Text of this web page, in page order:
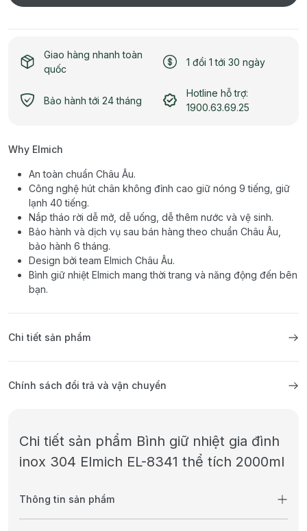
Giao hàng nhanh toàn
quốc
1 đổi 1 tới 30 ngày
Bảo hành tới 24 tháng
Hotline hỗ trợ:
1900.63.69.25
Why Elmich
An toàn chuẩn Châu Âu.
Công nghệ hút chân không đỉnh cao giữ nóng 9 tiếng, giữ
lạnh 40 tiếng.
Nắp tháo rời dễ mở, dễ uống, dễ thêm nước và vệ sinh.
Bảo hành và dịch vụ sau bán hàng theo chuẩn Châu Âu,
bảo hành 6 tháng.
Design bởi team Elmich Châu Âu.
Bình giữ nhiệt Elmich mang thời trang và năng động đến bên
bạn.
Chi tiết sản phẩm
Chính sách đổi trả và vận chuyển
Chi tiết sản phẩm Bình giữ nhiệt gia đình
inox 304 Elmich EL-8341 thể tích 2000ml
Thông tin sản phẩm